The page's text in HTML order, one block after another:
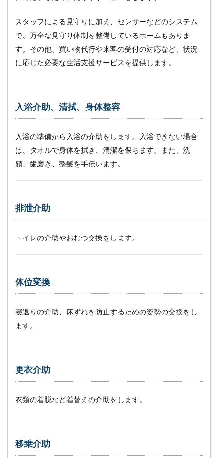
医療
的ケ
ア
入居
の受
象
3.3
リハ
ビリ
サー
ビス
シ
ン
ー
要
な
備
や
ス
ー
は
（１）
の24
常勤の
ための
スタッフによる見守りに加え、センサーなどのシステム
で、万全な見守り体制を整備しているホームもありま
す。その他、買い物代行や来客の受付の対応など、状況
に応じた必要な生活支援サービスを提供します。
入浴介助、清拭、身体整容
入浴の準備から入浴の介助をします。入浴できない場合
は、タオルで身体を拭き、清潔を保ちます。また、洗
顔、歯磨き、整髪を手伝います。
排泄介助
トイレの介助やおむつ交換をします。
体位変換
寝返りの介助、床ずれを防止するための姿勢の交換をし
ます。
更衣介助
衣類の着脱など着替えの介助をします。
移乗介助